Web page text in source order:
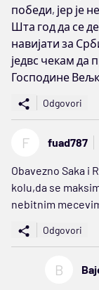
победи, јер је
Шта год да се
навијати за
једвс чекам да
Господине
Odgovori
F fuad787
Obavezno Saka i
kolu,da se
nebitnim
Odgovori
B